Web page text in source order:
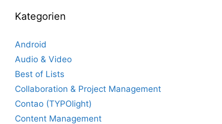
Kategorien
Android
Audio & Video
Best of Lists
Collaboration & Project Management
Contao (TYPOlight)
Content Management